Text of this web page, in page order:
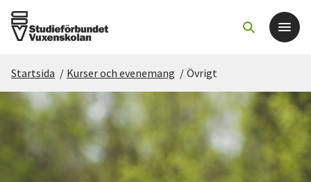
Det här gör vi
För dig som
Sök kurser och evenemang
Startsida / Kurser och evenemang / Övrigt